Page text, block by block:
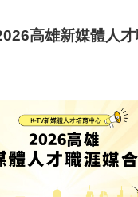
高雄新媒體人